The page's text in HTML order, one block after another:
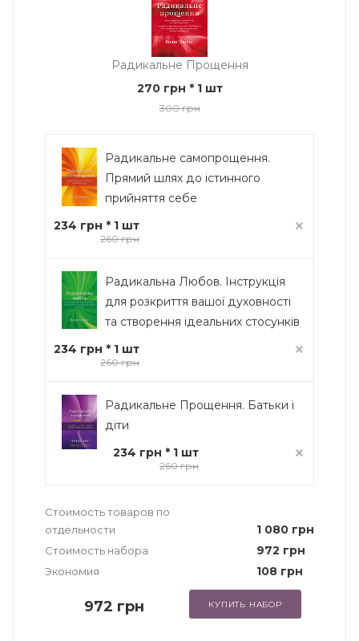
Радикальне Прощення
270 грн * 1 шт
300 грн
Радикальне самопрощення.
Прямий шлях до істинного
прийняття себе
234 грн * 1 шт
260 грн
Радикальна Любов. Інструкція
для розкриття вашої духовності
та створення ідеальних стосунків
234 грн * 1 шт
260 грн
Радикальне Прощення. Батьки і
діти
234 грн * 1 шт
260 грн
Стоимость товаров по
отдельности
1 080 грн
Стоимость набора 972 грн
Экономия 108 грн
972 грн КУПИТЬ НАБОР